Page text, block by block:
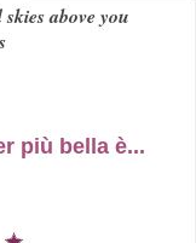
above you
più bella è...